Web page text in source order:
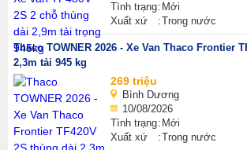
Tình trạng Mới
Xuất xứ
Trong nước
Thaco TOWNER 2026 - Xe Van Thaco Frontier
2,3m tải 945 kg
269 triệu
Bình Dương
10/08/2026
Tình trạng Mới
Xuất xứ
Trong nước